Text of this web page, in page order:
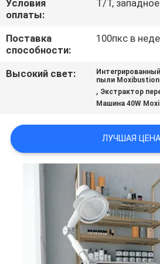
КАРТА
САЙТА
PRIVACY
Условия
оплаты:
T/T,
Поставка
способности:
100пкс в
Высокий свет:
пыли Moxibustion
, Экстрактор
Машина 40W
ЛУЧШАЯ ЦЕНА